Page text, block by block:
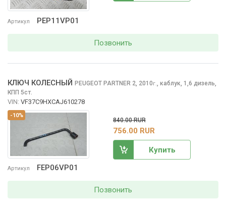
Артикул PEP11VP01
Позвонить
-10%
Артикул FEP06VP01
КЛЮЧ КОЛЕСНЫЙ PEUGEOT PARTNER 2, 2010г. каблук, 1,6 дизель,
КПП 5ст.
VIN: VF37C9HXCAJ610278
840.00 RUR
756.00 RUR
Купить
Позвонить